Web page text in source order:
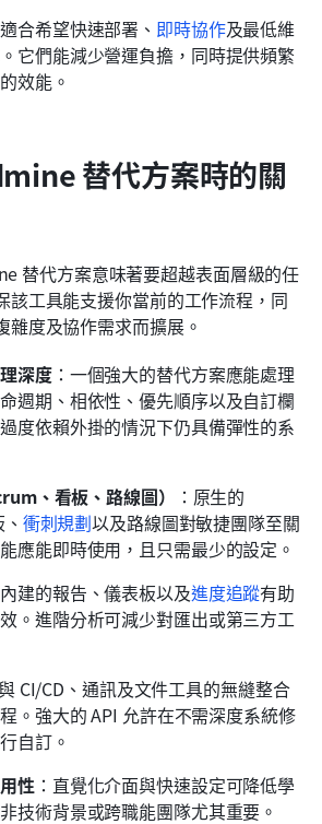
合希望快速部署、 即時協作及最低維
它們能減少營運負擔，同時提供頻繁
效能。
替代方案時的關
替代方案意味著要超越表面層級的任
該工具能支援你當前的工作流程，同
雜度及協作需求而擴展。
深度：一個強大的替代方案應能處理
週期、相依性、優先順序以及自訂欄
度依賴外掛的情況下仍具備彈性的系
、看板、路線圖）
：原生的
衝刺規劃以及路線圖對敏捷團隊至關
應能即時使用，且只需最少的設定。
內建的報告、儀表板以及進度追蹤有助
。進階分析可減少對匯出或第三方工
與 CI/CD、通訊及文件工具的無縫整合
。強大的 API 允許在不需深度系統修
自訂。
性：直覺化介面與快速設定可降低學
技術背景或跨職能團隊尤其重要。